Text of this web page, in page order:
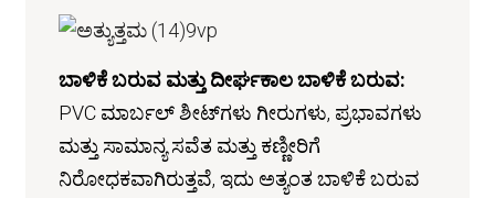
ಬಾಳಿಕೆ ಬರುವ ಮತ್ತು ದೀರ್ಘಕಾಲ ಬಾಳಿಕೆ ಬರುವ:
PVC ಮಾರ್ಬಲ್ ಶೀಟ್‌ಗಳು ಗೀರುಗಳು, ಪ್ರಭಾವಗಳು
ಮತ್ತು ಸಾಮಾನ್ಯ ಸವೆತ ಮತ್ತು ಕಣ್ಣೀರಿಗೆ
ನಿರೋಧಕವಾಗಿರುತ್ತವೆ, ಇದು ಅತ್ಯಂತ ಬಾಳಿಕೆ ಬರುವ